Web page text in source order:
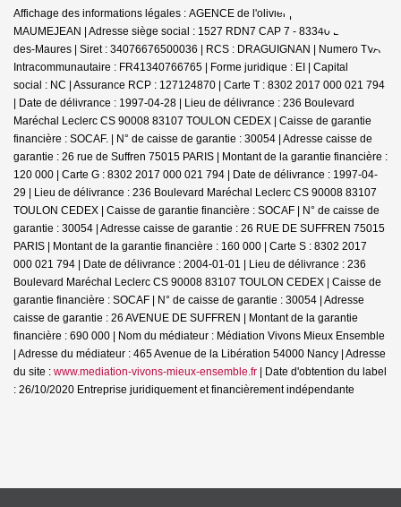
Affichage des informations légales : AGENCE de l'olivier | Raison sociale : D
MAUMEJEAN | Adresse siège social : 1527 RDN7 CAP 7 - 83340 Le Cannet-
des-Maures | Siret : 34076676500036 | RCS : DRAGUIGNAN | Numero TVA
Intracommunautaire : FR41340766765 | Forme juridique : EI | Capital
social : NC | Assurance RCP : 127124870 | Carte T : 8302 2017 000 021 794
| Date de délivrance : 1997-04-28 | Lieu de délivrance : 236 Boulevard
Maréchal Leclerc CS 90008 83107 TOULON CEDEX | Caisse de garantie
financière : SOCAF. | N° de caisse de garantie : 30054 | Adresse caisse de
garantie : 26 rue de Suffren 75015 PARIS | Montant de la garantie financière :
120 000 | Carte G : 8302 2017 000 021 794 | Date de délivrance : 1997-04-
29 | Lieu de délivrance : 236 Boulevard Maréchal Leclerc CS 90008 83107
TOULON CEDEX | Caisse de garantie financière : SOCAF | N° de caisse de
garantie : 30054 | Adresse caisse de garantie : 26 RUE DE SUFFREN 75015
PARIS | Montant de la garantie financière : 160 000 | Carte S : 8302 2017
000 021 794 | Date de délivrance : 2004-01-01 | Lieu de délivrance : 236
Boulevard Maréchal Leclerc CS 90008 83107 TOULON CEDEX | Caisse de
garantie financière : SOCAF | N° de caisse de garantie : 30054 | Adresse
caisse de garantie : 26 AVENUE DE SUFFREN | Montant de la garantie
financière : 690 000 | Nom du médiateur : Médiation Vivons Mieux Ensemble
| Adresse du médiateur : 465 Avenue de la Libération 54000 Nancy | Adresse
du site : www.mediation-vivons-mieux-ensemble.fr | Date d'obtention du label
: 26/10/2020 Entreprise juridiquement et financièrement indépendante